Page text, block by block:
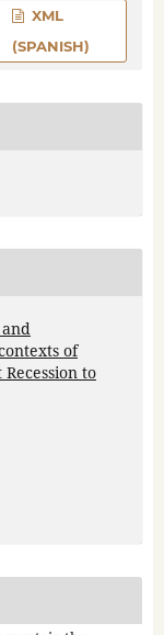
XML
(SPANISH)
of
to